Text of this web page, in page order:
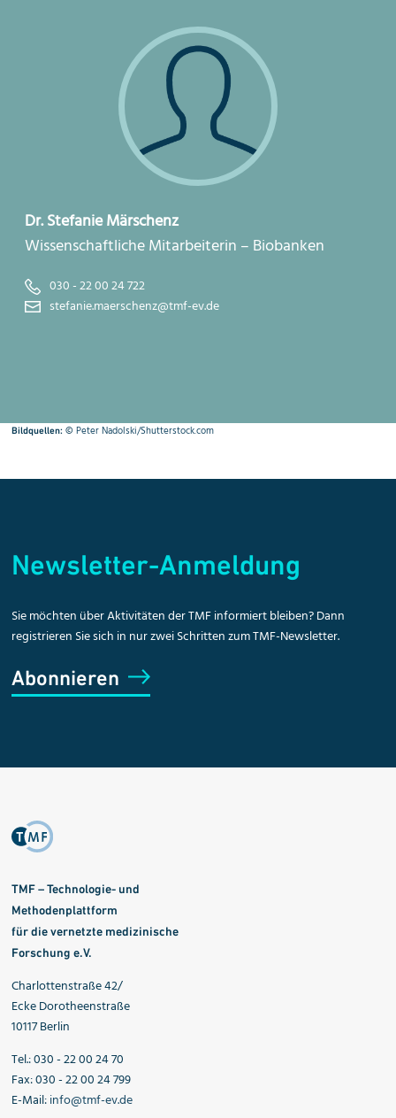
Dr. Stefanie Märschenz
Wissenschaftliche Mitarbeiterin – Biobanken
030 - 22 00 24 722
stefanie.maerschenz@tmf-ev.de
Bildquellen: ©Peter Nadolski/Shutterstock.com
Newsletter-Anmeldung
Sie möchten über Aktivitäten der TMF informiert bleiben? Dann
registrieren Sie sich in nur zwei Schritten zum TMF-Newsletter.
Abonnieren
TMF – Technologie- und
Methodenplattform
für die vernetzte medizinische
Forschung e.V.
Charlottenstraße 42/
Ecke Dorotheenstraße
10117 Berlin
Tel.: 030 - 22 00 24 70
Fax: 030 - 22 00 24 799
E-Mail:info@tmf-ev.de